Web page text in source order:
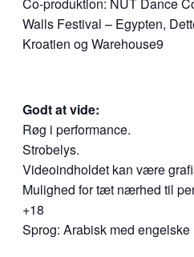
Walls Festival – Egypten,
Kroatien og Warehouse9
Godt at vide:
Røg i performance.
Strobelys.
Videoindholdet kan være
Mulighed for tæt nærhed til
+18
Sprog: Arabisk med